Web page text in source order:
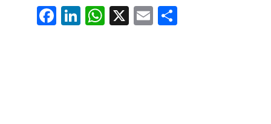
Fa
ce
Li
nk
W
ha
X E
m
Pa
rt